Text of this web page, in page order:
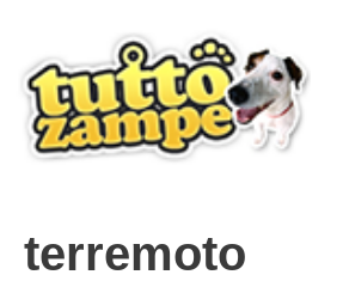
contenuto
terremoto